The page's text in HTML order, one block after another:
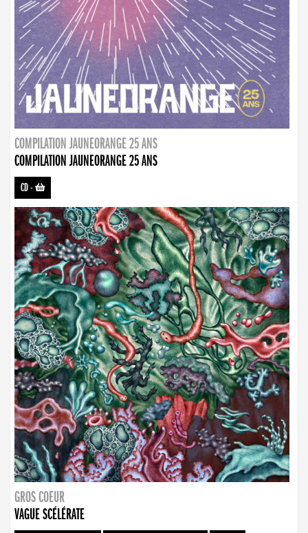
COMPILATION JAUNEORANGE 25 ANS
COMPILATION JAUNEORANGE 25 ANS
CD-
GROS COEUR
VAGUE SCÉLÉRATE